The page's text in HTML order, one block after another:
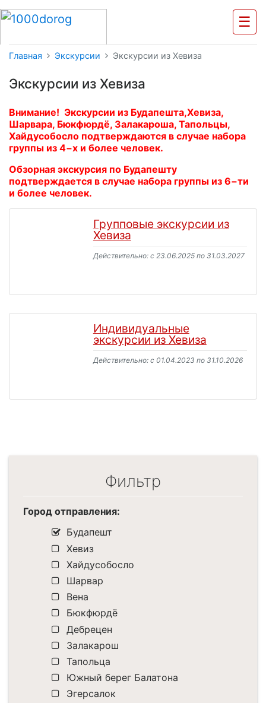
☰
Главная Экскурсии Экскурсии из Хевиза
Экскурсии из Хевиза
Внимание! Экскурсии из Будапешта,Хевиза,
Шарвара, Бюкфюрдё, Залакароша, Тапольцы,
Хайдусобосло подтверждаются в случае набора
группы из 4−х и более человек.
Обзорная экскурсия по Будапешту
подтверждается в случае набора группы из 6−ти
и более человек.
Групповые экскурсии из
Хевиза
Действительно: c 23.06.2025 по 31.03.2027
Индивидуальные
экскурсии из Хевиза
Действительно: c 01.04.2023 по 31.10.2026
Фильтр
Город отправления:
Будапешт
Хевиз
Хайдусобосло
Шарвар
Вена
Бюкфюрдё
Дебрецен
Залакарош
Тапольца
Южный берег Балатона
Эгерсалок